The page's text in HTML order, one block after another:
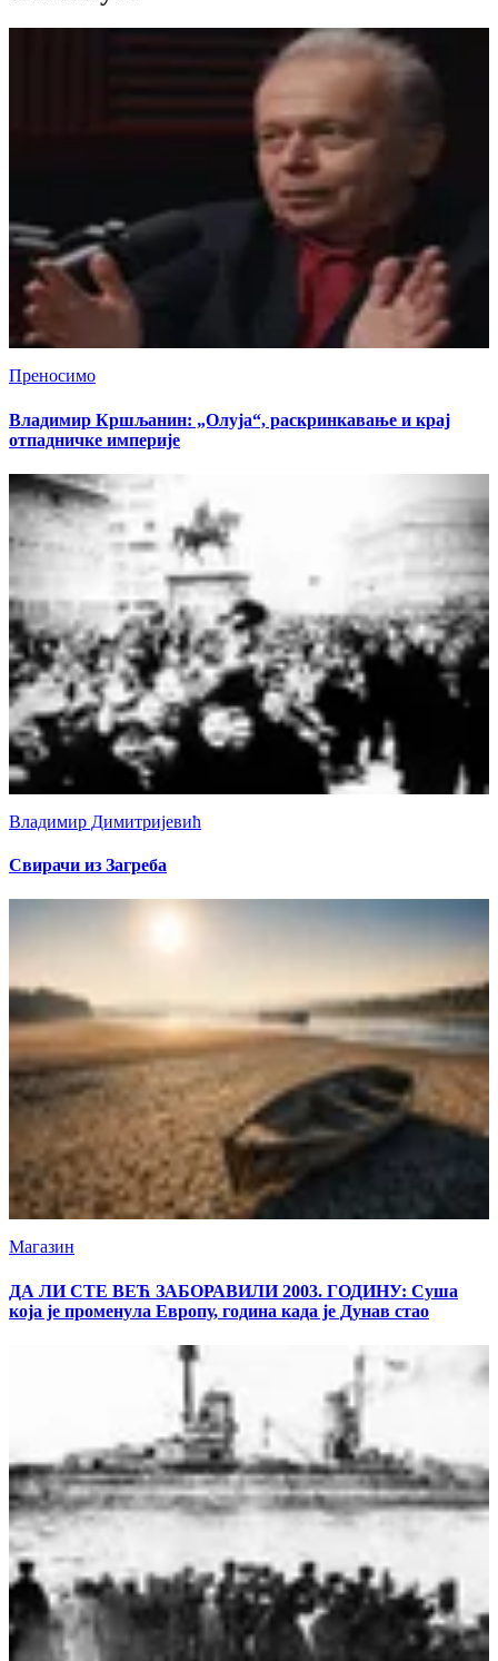
Преносимо
Владимир Кршљанин: „Олуја“, раскринкавање и крај
отпадничке империје
Владимир Димитријевић
Свирачи из Загреба
Магазин
ДА ЛИ СТЕ ВЕЋ ЗАБОРАВИЛИ 2003. ГОДИНУ: Суша
која је променула Европу, година када је Дунав стао